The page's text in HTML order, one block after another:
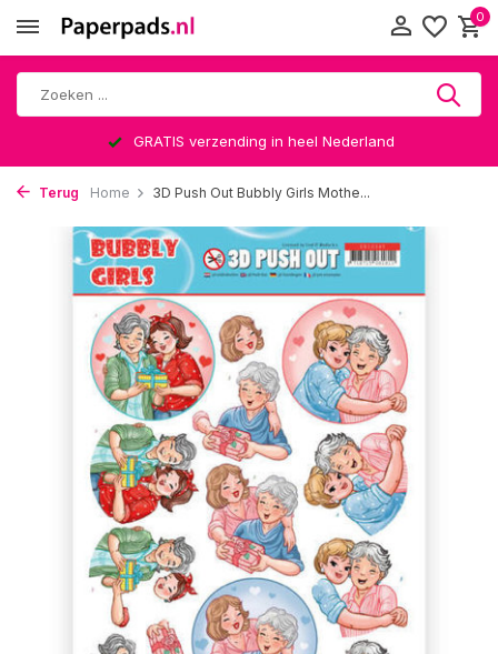
0
GRATIS verzending in heel Nederland
Terug Home 3D Push Out Bubbly Girls Mothe...